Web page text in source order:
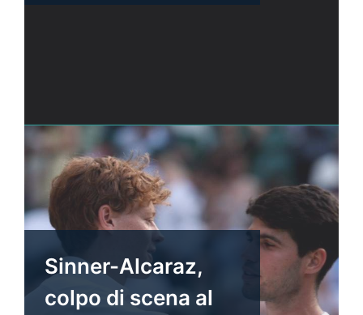
Sinner-Alcaraz,
colpo di scena al